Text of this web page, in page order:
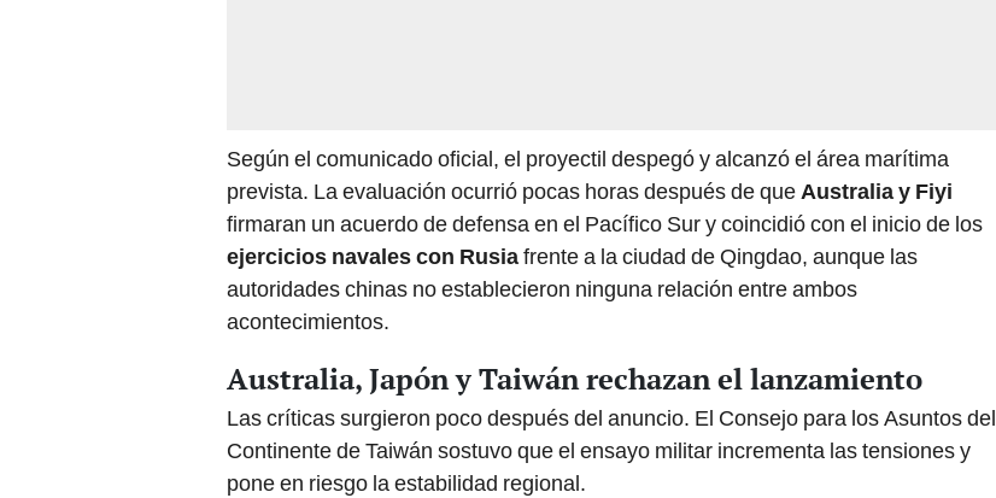
Según el comunicado oficial, el proyectil despegó y alcanzó el área marítima
prevista. La evaluación ocurrió pocas horas después de queAustralia y Fiyi
firmaran un acuerdo de defensa en el Pacífico Sur y coincidió con el inicio de los
ejercicios navales con Rusiafrente a la ciudad de Qingdao, aunque las
autoridades chinas no establecieron ninguna relación entre ambos
acontecimientos.
Australia, Japón y Taiwán rechazan el lanzamiento
Las críticas surgieron poco después del anuncio. El Consejo para los Asuntos del
Continente de Taiwán sostuvo que el ensayo militar incrementa las tensiones y
pone en riesgo la estabilidad regional.